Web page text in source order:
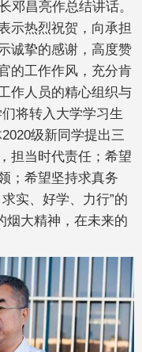
邓昌亮作总结讲话。
示热烈祝贺，向承担
诚挚的感谢，高度赞
的工作作风，充分肯
作人员的精心组织与
将转入大学学习生
级新同学提出三
担当时代责任；希望
；希望坚持求真务
实、好学、力行”的
烟大精神，在未来的